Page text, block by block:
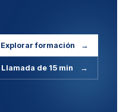
Explorar formación →
Llamada de 15 min →